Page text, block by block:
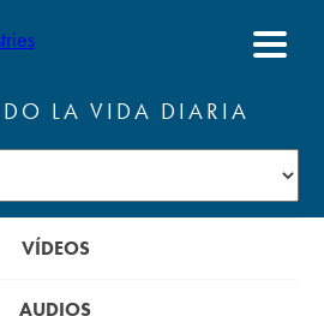
LA VIDA DIARIA
VÍDEOS
AUDIOS